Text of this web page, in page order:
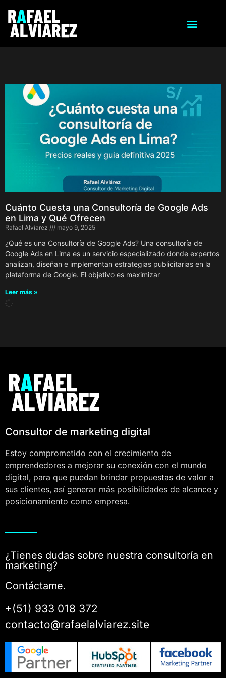
Cuánto Cuesta una Consultoría de Google Ads
en Lima y Qué Ofrecen
Rafael Alviarez mayo 9, 2025
¿Qué es una Consultoría de Google Ads? Una consultoría de
Google Ads en Lima es un servicio especializado donde expertos
analizan, diseñan e implementan estrategias publicitarias en la
plataforma de Google. El objetivo es maximizar
Leer más »
Consultor de marketing digital
Estoy comprometido con el crecimiento de
emprendedores a mejorar su conexión con el mundo
digital, para que puedan brindar propuestas de valor a
sus clientes, así generar más posibilidades de alcance y
posicionamiento como empresa.
¿Tienes dudas sobre nuestra consultoría en
marketing?
Contáctame.
+(51) 933 018 372
contacto@rafaelalviarez.site